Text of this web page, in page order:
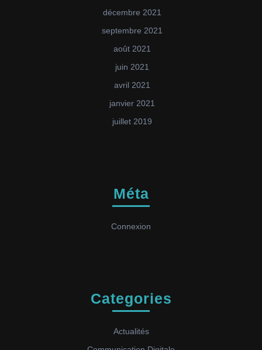
décembre 2021
septembre 2021
août 2021
juin 2021
avril 2021
janvier 2021
juillet 2019
Méta
Connexion
Categories
Actualités